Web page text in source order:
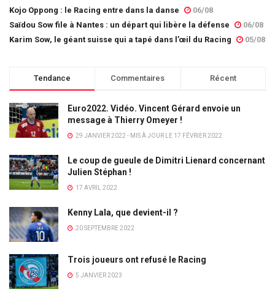
Kojo Oppong : le Racing entre dans la danse
06/08
Saïdou Sow file à Nantes : un départ qui libère la défense
06/08
Karim Sow, le géant suisse qui a tapé dans l’œil du Racing
05/08
Tendance Commentaires Récent
Euro2022. Vidéo. Vincent Gérard envoie un
message à Thierry Omeyer !
29 JANVIER 2022 - MIS À JOUR LE 17 FÉVRIER 2022
Le coup de gueule de Dimitri Lienard concernant
Julien Stéphan !
17 AVRIL 2022
Kenny Lala, que devient-il ?
20 SEPTEMBRE 2022
Trois joueurs ont refusé le Racing
5 JANVIER 2023